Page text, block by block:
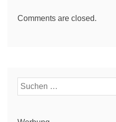
Comments are closed.
Suchen
nach: